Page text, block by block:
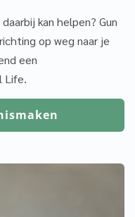
kan helpen? Gun
op weg naar je
een
Life.